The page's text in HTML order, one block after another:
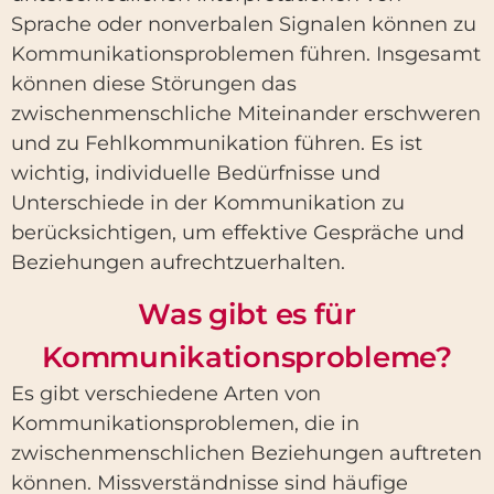
Sprache oder nonverbalen Signalen können zu
Kommunikationsproblemen führen. Insgesamt
können diese Störungen das
zwischenmenschliche Miteinander erschweren
und zu Fehlkommunikation führen. Es ist
wichtig, individuelle Bedürfnisse und
Unterschiede in der Kommunikation zu
berücksichtigen, um effektive Gespräche und
Beziehungen aufrechtzuerhalten.
Was gibt es für
Kommunikationsprobleme?
Es gibt verschiedene Arten von
Kommunikationsproblemen, die in
zwischenmenschlichen Beziehungen auftreten
können. Missverständnisse sind häufige